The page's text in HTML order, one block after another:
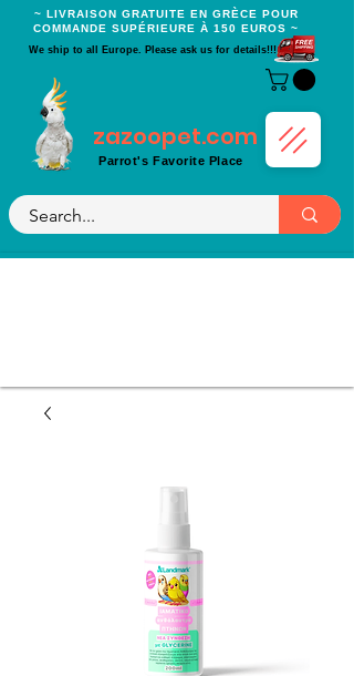
~ LIVRAISON GRATUITE EN GRÈCE POUR
COMMANDE SUPÉRIEURE À 150 EUROS ~
We ship to all Europe. Please ask us for details!!!
zazoopet.com
Parrot's Favorite Place